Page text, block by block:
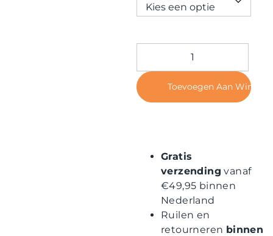
Toevoegen Aan
Gratis
verzending vanaf
€49,95 binnen
Nederland
Ruilen en
retourneren binnen